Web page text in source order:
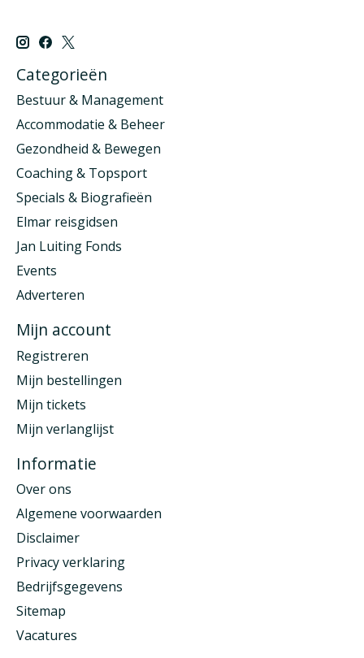
Categorieën
Bestuur & Management
Accommodatie & Beheer
Gezondheid & Bewegen
Coaching & Topsport
Specials & Biografieën
Elmar reisgidsen
Jan Luiting Fonds
Events
Adverteren
Mijn account
Registreren
Mijn bestellingen
Mijn tickets
Mijn verlanglijst
Informatie
Over ons
Algemene voorwaarden
Disclaimer
Privacy verklaring
Bedrijfsgegevens
Sitemap
Vacatures